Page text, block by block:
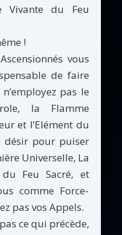
Vivante du Feu
!
vous
de faire
pas le
la Flamme
et l’Elément du
désir pour puiser
Universelle, La
Feu Sacré, et
comme Force-
pas vos Appels.
ce qui précède,